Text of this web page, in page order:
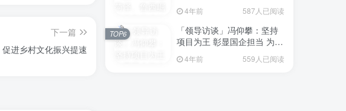
下一篇
进乡村文化振兴提速
意见稿）政策分析研判会议
4年前 587人已阅读
「领导访谈」冯仰攀：坚持
项目为王 彰显国企担当 为全
点项目建设贡献“交发力量”
4年前 559人已阅读
TOP6